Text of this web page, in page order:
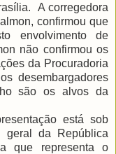
A corregedora
confirmou que
envolvimento de
não confirmou os
da Procuradoria
desembargadores
são os alvos da
está sob
geral da República
que representa o